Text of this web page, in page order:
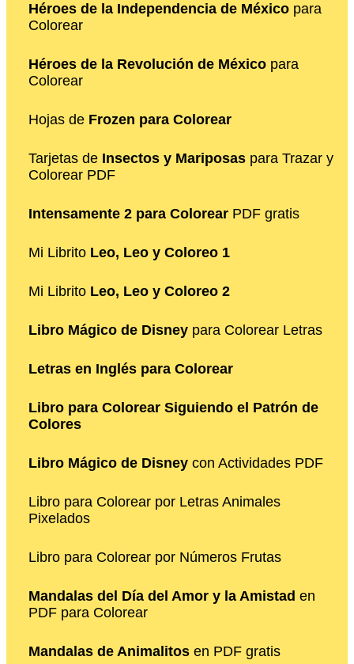
Héroes de la Independencia de México para
Colorear
Héroes de la Revolución de México para
Colorear
Hojas de Frozen para Colorear
Tarjetas de Insectos y Mariposas para Trazar y
Colorear PDF
Intensamente 2 para Colorear PDF gratis
Mi Librito Leo, Leo y Coloreo 1
Mi Librito Leo, Leo y Coloreo 2
Libro Mágico de Disney para Colorear Letras
Letras en Inglés para Colorear
Libro para Colorear Siguiendo el Patrón de
Colores
Libro Mágico de Disney con Actividades PDF
Libro para Colorear por Letras Animales
Pixelados
Libro para Colorear por Números Frutas
Mandalas del Día del Amor y la Amistad en
PDF para Colorear
Mandalas de Animalitos en PDF gratis